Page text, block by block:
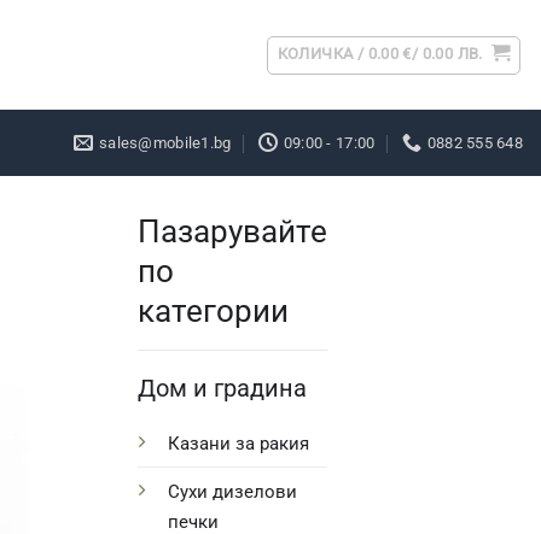
КОЛИЧКА / 0.00€/ 0.00 ЛВ.
sales@mobile1.bg 09:00 - 17:00 0882 555 648
Пазарувайте
по
категории
Дом и градина
Казани за ракия
Сухи дизелови
печки